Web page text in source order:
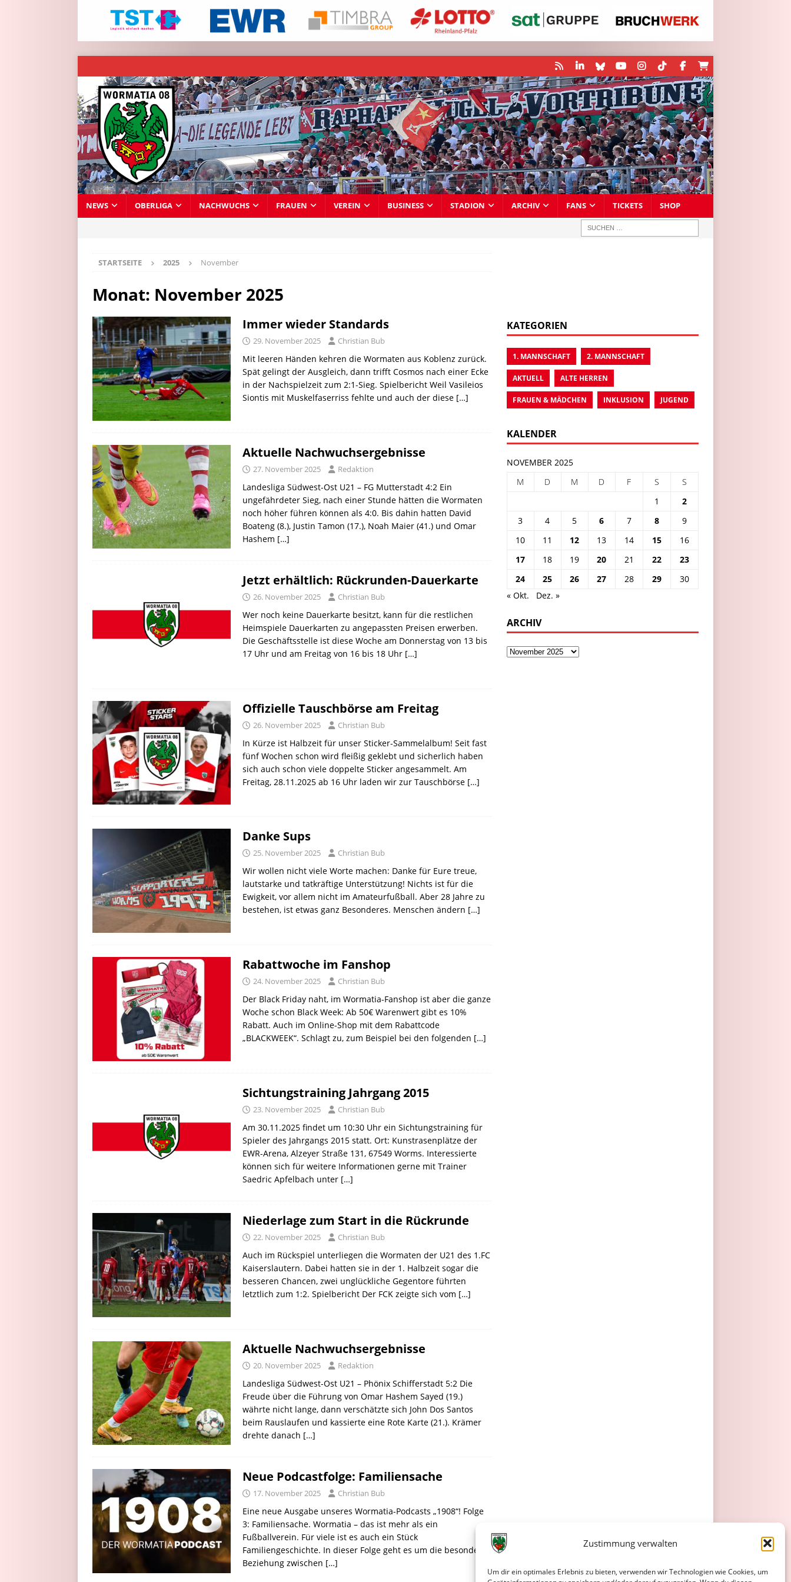
Zustimmung verwalten
Um dir ein optimales Erlebnis zu bieten, verwenden wir Technologien wie Cookies, um
NEWS OBERLIGA NACHWUCHS FRAUEN VEREIN BUSINESS STADION ARCHIV FANS TICKETS SHOP
STARTSEITE 2025 November
Monat: November 2025
Immer wieder Standards
29. November 2025 Christian Bub
Mit leeren Händen kehren die Wormaten aus Koblenz zurück.
Spät gelingt der Ausgleich, dann trifft Cosmos nach einer Ecke
in der Nachspielzeit zum 2:1-Sieg. Spielbericht Weil Vasileios
Siontis mit Muskelfaserriss fehlte und auch der diese […]
Aktuelle Nachwuchsergebnisse
27. November 2025 Redaktion
Landesliga Südwest-Ost U21 – FG Mutterstadt 4:2 Ein
ungefährdeter Sieg, nach einer Stunde hätten die Wormaten
noch höher führen können als 4:0. Bis dahin hatten David
Boateng (8.), Justin Tamon (17.), Noah Maier (41.) und Omar
Hashem […]
Jetzt erhältlich: Rückrunden-Dauerkarte
26. November 2025 Christian Bub
Wer noch keine Dauerkarte besitzt, kann für die restlichen
Heimspiele Dauerkarten zu angepassten Preisen erwerben.
Die Geschäftsstelle ist diese Woche am Donnerstag von 13 bis
17 Uhr und am Freitag von 16 bis 18 Uhr […]
Offizielle Tauschbörse am Freitag
26. November 2025 Christian Bub
In Kürze ist Halbzeit für unser Sticker-Sammelalbum! Seit fast
fünf Wochen schon wird fleißig geklebt und sicherlich haben
sich auch schon viele doppelte Sticker angesammelt. Am
Freitag, 28.11.2025 ab 16 Uhr laden wir zur Tauschbörse […]
Danke Sups
25. November 2025 Christian Bub
Wir wollen nicht viele Worte machen: Danke für Eure treue,
lautstarke und tatkräftige Unterstützung! Nichts ist für die
Ewigkeit, vor allem nicht im Amateurfußball. Aber 28 Jahre zu
bestehen, ist etwas ganz Besonderes. Menschen ändern […]
Rabattwoche im Fanshop
24. November 2025 Christian Bub
Der Black Friday naht, im Wormatia-Fanshop ist aber die ganze
Woche schon Black Week: Ab 50€ Warenwert gibt es 10%
Rabatt. Auch im Online-Shop mit dem Rabattcode
„BLACKWEEK“. Schlagt zu, zum Beispiel bei den folgenden […]
Sichtungstraining Jahrgang 2015
23. November 2025 Christian Bub
Am 30.11.2025 findet um 10:30 Uhr ein Sichtungstraining für
Spieler des Jahrgangs 2015 statt. Ort: Kunstrasenplätze der
EWR-Arena, Alzeyer Straße 131, 67549 Worms. Interessierte
können sich für weitere Informationen gerne mit Trainer
Saedric Apfelbach unter […]
Niederlage zum Start in die Rückrunde
22. November 2025 Christian Bub
Auch im Rückspiel unterliegen die Wormaten der U21 des 1.FC
Kaiserslautern. Dabei hatten sie in der 1. Halbzeit sogar die
besseren Chancen, zwei unglückliche Gegentore führten
letztlich zum 1:2. Spielbericht Der FCK zeigte sich vom […]
Aktuelle Nachwuchsergebnisse
20. November 2025 Redaktion
Landesliga Südwest-Ost U21 – Phönix Schifferstadt 5:2 Die
Freude über die Führung von Omar Hashem Sayed (19.)
währte nicht lange, dann verschätzte sich John Dos Santos
beim Rauslaufen und kassierte eine Rote Karte (21.). Krämer
drehte danach […]
Neue Podcastfolge: Familiensache
17. November 2025 Christian Bub
Eine neue Ausgabe unseres Wormatia-Podcasts „1908“! Folge
3: Familiensache. Wormatia – das ist mehr als ein
Fußballverein. Für viele ist es auch ein Stück
Familiengeschichte. In dieser Folge geht es um die besondere
Beziehung zwischen […]
KATEGORIEN
1. MANNSCHAFT 2. MANNSCHAFT
AKTUELL ALTE HERREN
FRAUEN & MÄDCHEN INKLUSION JUGEND
KALENDER
NOVEMBER 2025
M
D M D F S
S
1
2
3
4 5 6 7 8
9
10
11 12 13 14 15
16
17
18 19 20 21 22
23
24
25 26 27 28 29
30
« Okt.
Dez. »
ARCHIV